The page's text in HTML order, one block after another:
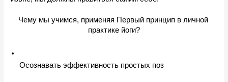
Чему мы учимся, применяя Первый принцип в личной
практике йоги?
Осознавать эффективность простых поз